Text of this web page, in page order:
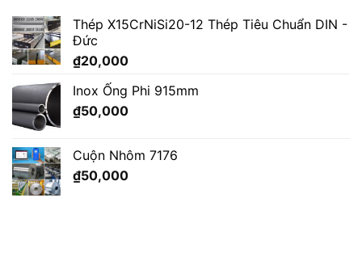
Thép X15CrNiSi20-12 Thép Tiêu Chuẩn DIN -
Đức
₫20,000
Inox Ống Phi 915mm
₫50,000
Cuộn Nhôm 7176
₫50,000